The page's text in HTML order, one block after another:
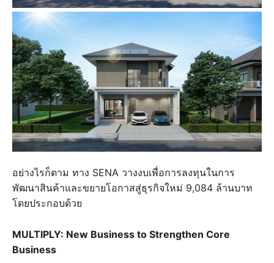
อย่างไรก็ตาม ทาง SENA วางงบเพื่อการลงทุนในการ
พัฒนาสินค้าและขยายโอกาสสู่ธุรกิจใหม่ 9,084 ล้านบาท
โดยประกอบด้วย
MULTIPLY: New Business to Strengthen Core
Business